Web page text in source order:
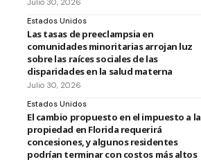
Julio 30, 2026
Estados Unidos
Las tasas de preeclampsia en
comunidades minoritarias arrojan luz
sobre las raíces sociales de las
disparidades en la salud materna
Julio 30, 2026
Estados Unidos
El cambio propuesto en el impuesto a la
propiedad en Florida requerirá
concesiones, y algunos residentes
podrían terminar con costos más altos